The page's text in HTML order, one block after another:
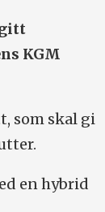
KGM
som skal gi
en hybrid